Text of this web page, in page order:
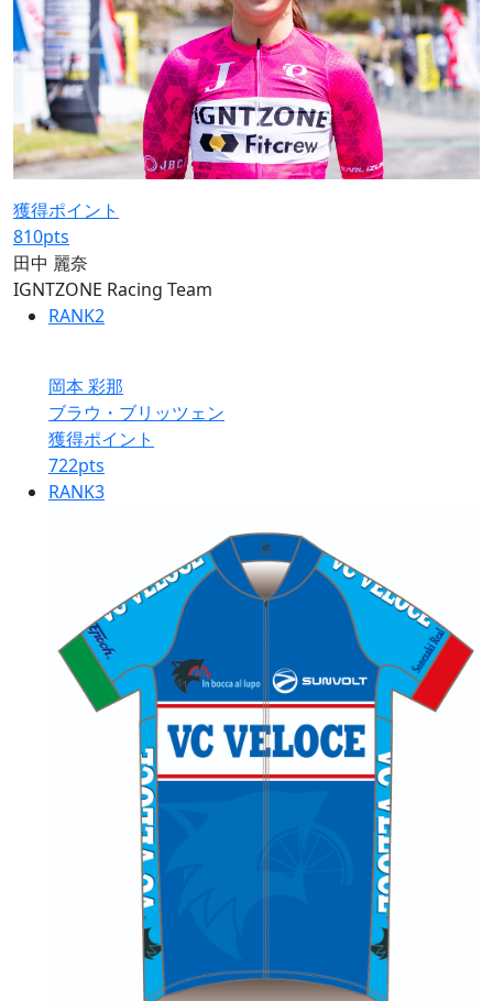
獲得ポイント
810pts
田中 麗奈
IGNTZONE Racing Team
RANK2
岡本 彩那
ブラウ・ブリッツェン
獲得ポイント
722pts
RANK3